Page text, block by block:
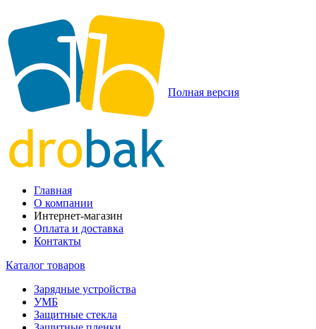
Полная версия
Главная
О компании
Интернет-магазин
Оплата и доставка
Контакты
Каталог товаров
Зарядные устройства
УМБ
Защитные стекла